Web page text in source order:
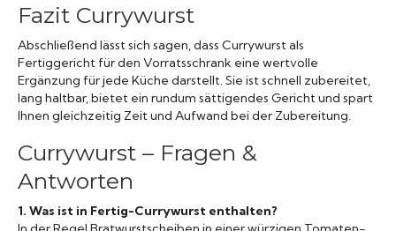
Fazit Currywurst
Abschließend lässt sich sagen, dass Currywurst als
Fertiggericht für den Vorratsschrank eine wertvolle
Ergänzung für jede Küche darstellt. Sie ist schnell zubereitet,
lang haltbar, bietet ein rundum sättigendes Gericht und spart
Ihnen gleichzeitig Zeit und Aufwand bei der Zubereitung.
Currywurst – Fragen &
Antworten
1. Was ist in Fertig-Currywurst enthalten?